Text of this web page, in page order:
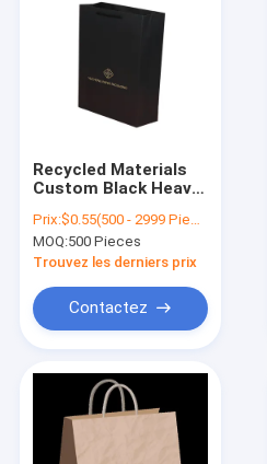
Produits
A propos de nous
Contact
Sac de papier d'emballage
Sac en papier réutilisable
Sac en papier biodégradable
Sacs en papier compostables
Sacs en papier lavables
Recycled Materials
Custom Black Heavy
Paper Bag For Retail
Merchandise
Clothing Boutique
Prix:$0.55(500 - 2999 Pieces) $0.45(3000 - 4999 Pieces) $0.40(5000 - 9999 Pieces) $0.35(>=10000 Pieces)
MOQ:500 Pieces
Trouvez les derniers prix
Contactez